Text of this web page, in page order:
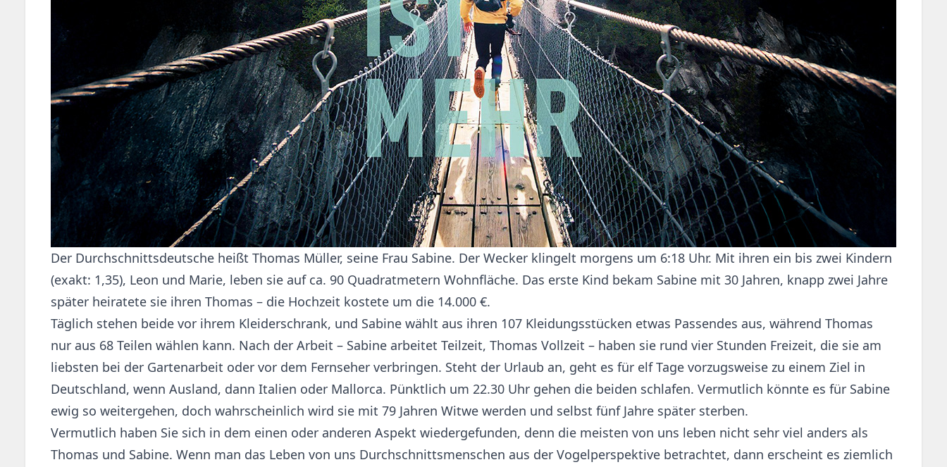
Der Durchschnittsdeutsche heißt Thomas Müller, seine Frau Sabine. Der Wecker klingelt morgens um 6:18 Uhr. Mit ihren ein bis zwei Kindern
(exakt: 1,35), Leon und Marie, leben sie auf ca. 90 Quadratmetern Wohnfläche. Das erste Kind bekam Sabine mit 30 Jahren, knapp zwei Jahre
später heiratete sie ihren Thomas – die Hochzeit kostete um die 14.000 €.
Täglich stehen beide vor ihrem Kleiderschrank, und Sabine wählt aus ihren 107 Kleidungsstücken etwas Passendes aus, während Thomas
nur aus 68 Teilen wählen kann. Nach der Arbeit – Sabine arbeitet Teilzeit, Thomas Vollzeit – haben sie rund vier Stunden Freizeit, die sie am
liebsten bei der Gartenarbeit oder vor dem Fernseher verbringen. Steht der Urlaub an, geht es für elf Tage vorzugsweise zu einem Ziel in
Deutschland, wenn Ausland, dann Italien oder Mallorca. Pünktlich um 22.30 Uhr gehen die beiden schlafen. Vermutlich könnte es für Sabine
ewig so weitergehen, doch wahrscheinlich wird sie mit 79 Jahren Witwe werden und selbst fünf Jahre später sterben.
Vermutlich haben Sie sich in dem einen oder anderen Aspekt wiedergefunden, denn die meisten von uns leben nicht sehr viel anders als
Thomas und Sabine. Wenn man das Leben von uns Durchschnittsmenschen aus der Vogelperspektive betrachtet, dann erscheint es ziemlich